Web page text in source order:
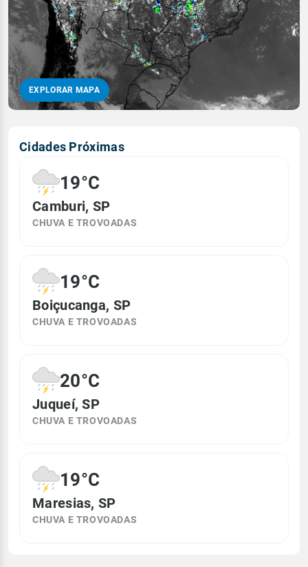
EXPLORAR MAPA
Cidades Próximas
19°C
Camburi, SP
CHUVA E TROVOADAS
19°C
Boiçucanga, SP
CHUVA E TROVOADAS
20°C
Juqueí, SP
CHUVA E TROVOADAS
19°C
Maresias, SP
CHUVA E TROVOADAS